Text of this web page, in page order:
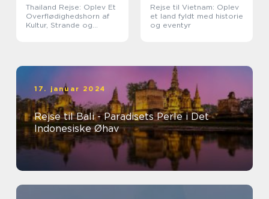
Thailand Rejse: Oplev Et
Overflødighedshorn af
Kultur, Strande og
Rejse til Vietnam: Oplev
et land fyldt med historie
og eventyr
17. januar 2024
Rejse til Bali - Paradisets Perle i Det
Indonesiske Øhav